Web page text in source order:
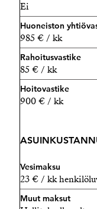
Ei
Huoneiston
985 € / kk
Rahoitusvastike
85 € / kk
Hoitovastike
900 € / kk
Vesimaksu
23 € / kk
Muut maksut